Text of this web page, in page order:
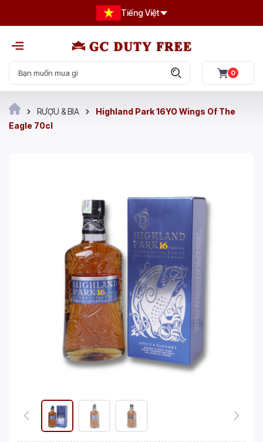
Tiếng Việt
0
RƯỢU & BIA
Highland Park 16YO Wings Of The
Eagle 70cl